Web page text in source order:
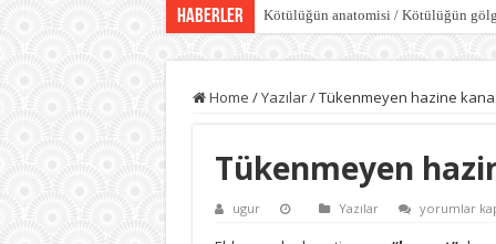
Haberler Kötülüğün anatomisi / Kötülüğün
Home /Yazılar/Tükenmeyen hazine
Tükenmeyen
ugur Yazılar
kanaattir
yorumlar